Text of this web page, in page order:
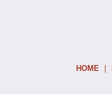
HOME